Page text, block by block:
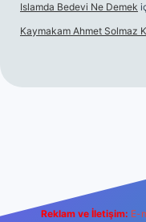
Islamda Bedevi Ne Demek
Kaymakam Ahmet Solmaz
Reklam ve İletişim: E-